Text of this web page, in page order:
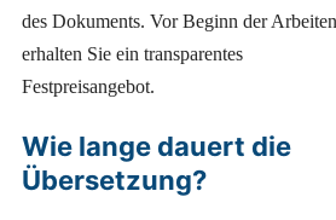
des Dokuments. Vor Beginn der Arbeiten
erhalten Sie ein transparentes
Festpreisangebot.
Wie lange dauert die
Übersetzung?